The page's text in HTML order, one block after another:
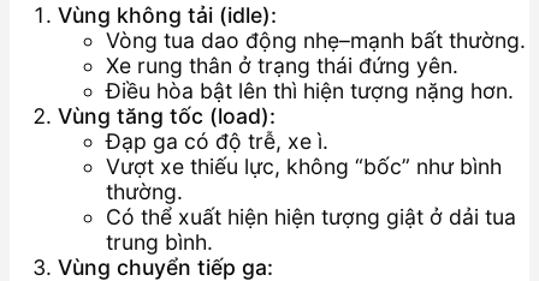
Vùng không tải (idle):
Vòng tua dao động nhẹ–mạnh bất thường.
Xe rung thân ở trạng thái đứng yên.
Điều hòa bật lên thì hiện tượng nặng hơn.
Vùng tăng tốc (load):
Đạp ga có độ trễ, xe ì.
Vượt xe thiếu lực, không “bốc” như bình
thường.
Có thể xuất hiện hiện tượng giật ở dải tua
trung bình.
Vùng chuyển tiếp ga: